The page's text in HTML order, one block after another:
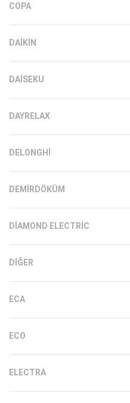
COPA
DAIKIN
DAISEKU
DAYRELAX
DELONGHI
DEMIRDÖKÜM
DIAMOND ELECTRIC
DIĞER
ECA
ECO
ELECTRA